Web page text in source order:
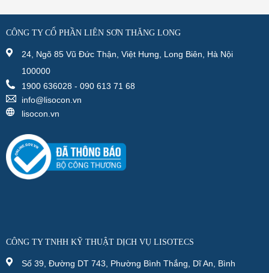
CÔNG TY CỔ PHẦN LIÊN SƠN THĂNG LONG
24, Ngõ 85 Vũ Đức Thận, Việt Hưng, Long Biên, Hà Nội
100000
1900 636028 - 090 613 71 68
info@lisocon.vn
lisocon.vn
CÔNG TY TNHH KỸ THUẬT DỊCH VỤ LISOTECS
Số 39, Đường DT 743, Phường Bình Thắng, Dĩ An, Bình